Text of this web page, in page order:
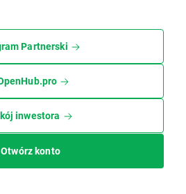
Partnerski
inwestora
Otwórz konto